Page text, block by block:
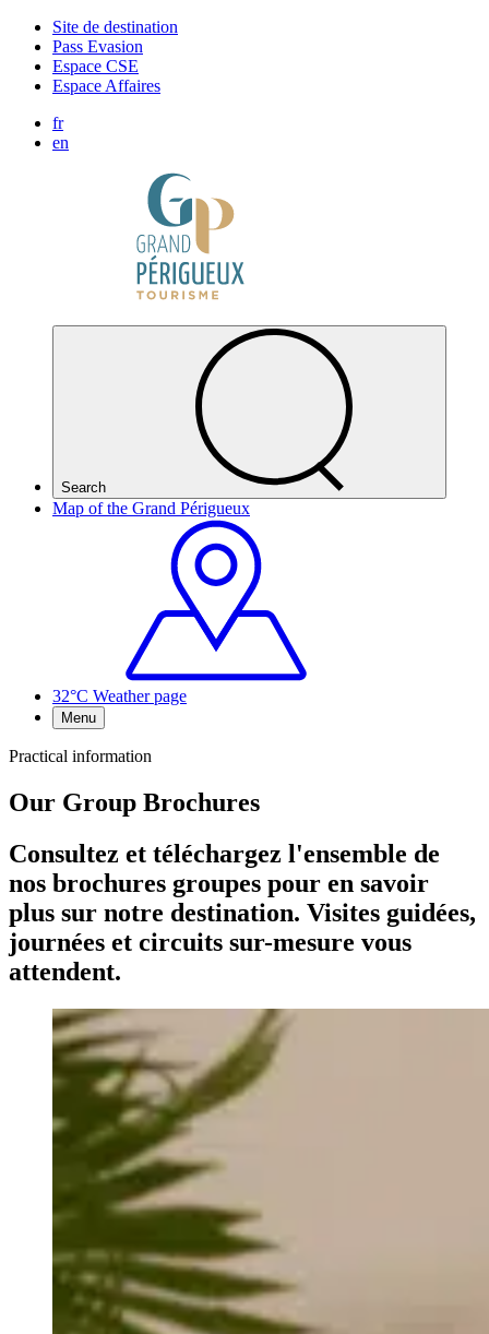
Site de destination
Pass Evasion
Espace CSE
Espace Affaires
fr
en
Search
Map of the Grand Périgueux
32°C Weather page
Menu
Practical information
Our Group Brochures
Consultez et téléchargez l'ensemble de
nos brochures groupes pour en savoir
plus sur notre destination. Visites guidées,
journées et circuits sur-mesure vous
attendent.